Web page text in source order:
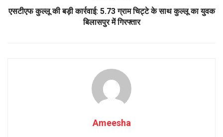
एसटीएफ कुल्लू की बड़ी कार्रवाई: 5.73 ग्राम चिट्टे के साथ कुल्लू का युवक
बिलासपुर में गिरफ्तार
Ameesha